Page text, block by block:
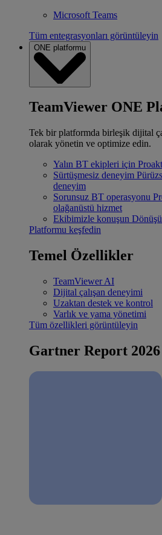
Microsoft Teams
Tüm entegrasyonları görüntüleyin
ONE platformu
TeamViewer ONE
Tek bir platformda birleşik dijital
olarak yönetin ve optimize edin.
Yalın BT ekipleri için
Sürtüşmesiz deneyim
deneyim
Sorunsuz BT operasyonu
olağanüstü hizmet
Ekibimizle konuşun
Platformu keşfedin
Temel Özellikler
TeamViewer AI
Dijital çalışan deneyimi
Uzaktan destek ve kontrol
Varlık ve yama yönetimi
Tüm özellikleri görüntüleyin
Gartner Report 2026